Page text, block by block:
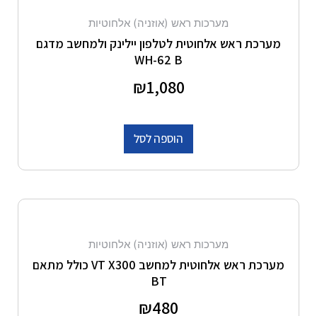
מערכות ראש (אוזניה) אלחוטיות
מערכת ראש אלחוטית לטלפון יילינק ולמחשב מדגם
WH-62 B
₪1,080
הוספה לסל
מערכות ראש (אוזניה) אלחוטיות
מערכת ראש אלחוטית למחשב VT X300 כולל מתאם
BT
₪480